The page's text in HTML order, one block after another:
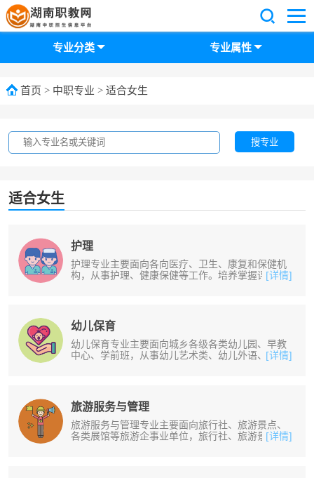
首页 > 中职专业 > 适合女生
专业分类 专业属性
搜专业
适合女生
护理
护理专业主要面向各向医疗、卫生、康复和保健机
构，从事护理、健康保健等工作。培养掌握评估方
[详情]
幼儿保育
幼儿保育专业主要面向城乡各级各类幼儿园、早教
中心、学前班，从事幼儿艺术类、幼儿外语、幼儿
[详情]
旅游服务与管理
旅游服务与管理专业主要面向旅行社、旅游景点、
各类展馆等旅游企事业单位，旅行社、旅游景点、
[详情]